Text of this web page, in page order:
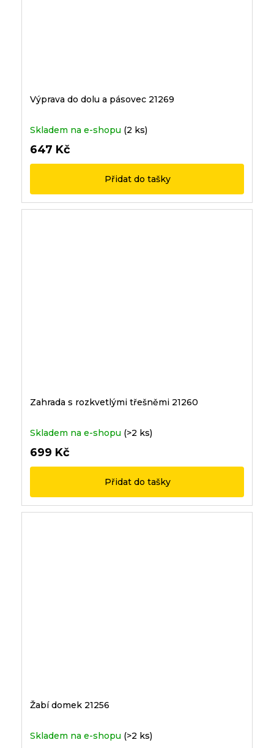
Výprava do dolu a pásovec 21269
Skladem na e-shopu (2 ks)
647 Kč
Přidat do tašky
Zahrada s rozkvetlými třešněmi 21260
Skladem na e-shopu (>2 ks)
699 Kč
Přidat do tašky
Žabí domek 21256
Skladem na e-shopu (>2 ks)